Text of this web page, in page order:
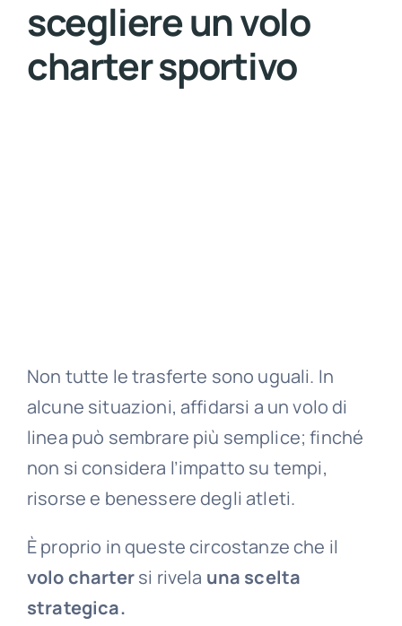
scegliere un volo
charter sportivo
Non tutte le trasferte sono uguali. In
alcune situazioni, affidarsi a un volo di
linea può sembrare più semplice; finché
non si considera l’impatto su tempi,
risorse e benessere degli atleti.
È proprio in queste circostanze che il
volo chartersi rivela una scelta
strategica.